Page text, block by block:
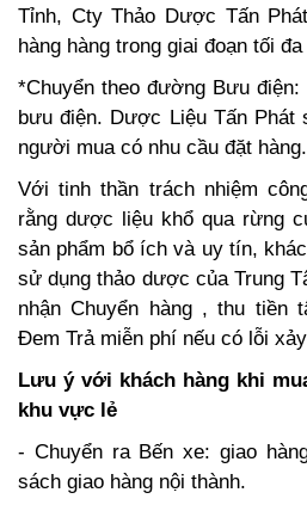
Tỉnh, Cty Thảo Dược Tấn
hàng hàng trong giai đoạn tối đa
*Chuyển theo đường Bưu
bưu điện. Dược Liệu Tấn Phát
người mua có nhu cầu đặt hàng.
Với tinh thần trách nhiệm
rằng dược liệu khổ qua rừng
sản phẩm bổ ích và uy tín,
sử dụng thảo dược của Trung
nhận Chuyển hàng , thu tiền
Đem Trả miễn phí nếu có lỗi
Lưu ý với khách hàng khi
khu vực lẻ
- Chuyển ra Bến xe: giao
sách giao hàng nội thành.